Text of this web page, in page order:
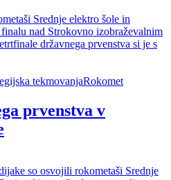
Srednje elektro šole in
nad Strokovno izobraževalnim
državnega prvenstva si je s
tekmovanjaRokomet
prvenstva v
so osvojili rokometaši Srednje